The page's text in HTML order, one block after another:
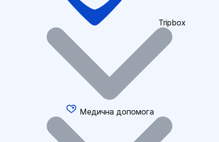
Tripbox
Медична допомога